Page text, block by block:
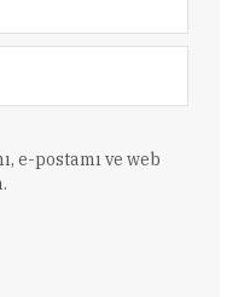
e-postamı ve web